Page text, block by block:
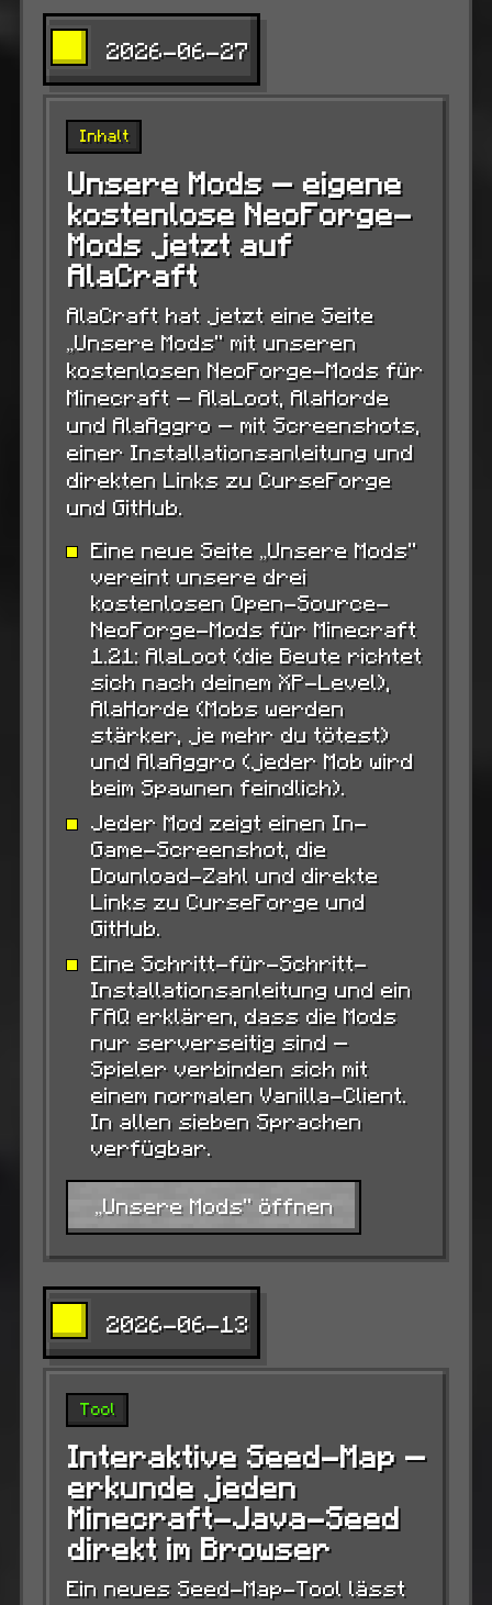
2026-06-27
Inhalt
Unsere Mods — eigene
kostenlose NeoForge-
Mods jetzt auf
AlaCraft
AlaCraft hat jetzt eine Seite
„Unsere Mods“ mit unseren
kostenlosen NeoForge-Mods für
Minecraft — AlaLoot, AlaHorde
und AlaAggro — mit Screenshots,
einer Installationsanleitung und
direkten Links zu CurseForge
und GitHub.
Eine neue Seite „Unsere Mods“
vereint unsere drei
kostenlosen Open-Source-
NeoForge-Mods für Minecraft
1.21: AlaLoot (die Beute richtet
sich nach deinem XP-Level),
AlaHorde (Mobs werden
stärker, je mehr du tötest)
und AlaAggro (jeder Mob wird
beim Spawnen feindlich).
Jeder Mod zeigt einen In-
Game-Screenshot, die
Download-Zahl und direkte
Links zu CurseForge und
GitHub.
Eine Schritt-für-Schritt-
Installationsanleitung und ein
FAQ erklären, dass die Mods
nur serverseitig sind —
Spieler verbinden sich mit
einem normalen Vanilla-Client.
In allen sieben Sprachen
verfügbar.
„Unsere Mods“ öffnen
2026-06-13
Tool
Interaktive Seed-Map —
erkunde jeden
Minecraft-Java-Seed
direkt im Browser
Ein neues Seed-Map-Tool lässt